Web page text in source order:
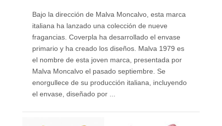
Bajo la dirección de Malva Moncalvo, esta marca
italiana ha lanzado una colección de nueve
fragancias. Coverpla ha desarrollado el envase
primario y ha creado los diseños. Malva 1979 es
el nombre de esta joven marca, presentada por
Malva Moncalvo el pasado septiembre. Se
enorgullece de su producción italiana, incluyendo
el envase, diseñado por ...